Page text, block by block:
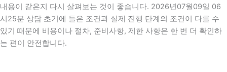
내용이 같은지 다시 살펴보는 것이 좋습니다. 2026년07월09일 06
시25분 상담 초기에 들은 조건과 실제 진행 단계의 조건이 다를 수
있기 때문에 비용이나 절차, 준비사항, 제한 사항은 한 번 더 확인하
는 편이 안전합니다.